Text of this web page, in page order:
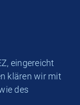
eingereicht
klären wir mit
des